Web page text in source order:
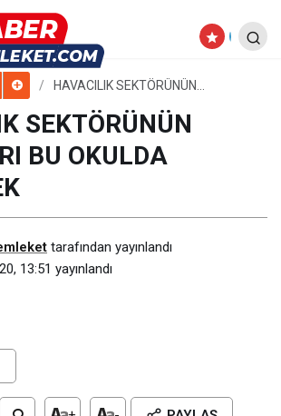
HAVACILIK SEKTÖRÜNÜN
SEKTÖRÜNÜN
BU OKULDA
tarafından yayınlandı
13:51 yayınlandı
METRUK BİNALAR